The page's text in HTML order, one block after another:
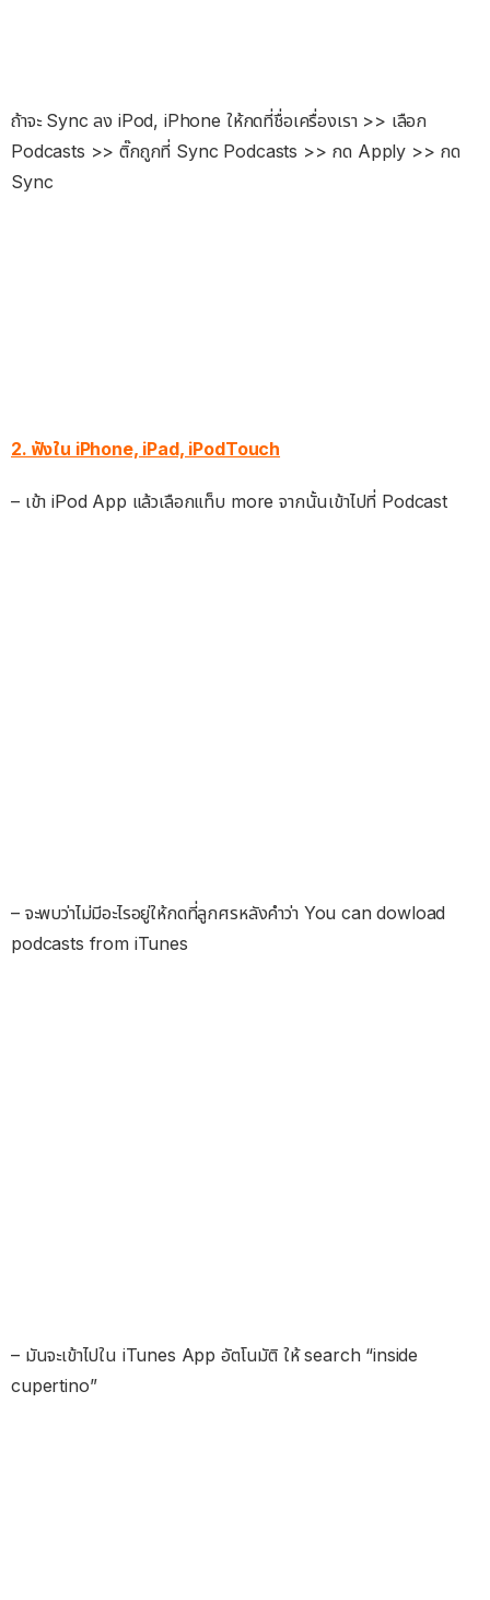
ถ้าจะ Sync ลง iPod, iPhone ให้กดที่ชื่อเครื่องเรา >> เลือก
Podcasts >> ติ๊กถูกที่ Sync Podcasts >> กด Apply >> กด
Sync
2. ฟังใน iPhone, iPad, iPodTouch
– เข้า iPod App แล้วเลือกแท็บ more จากนั้นเข้าไปที่ Podcast
– จะพบว่าไม่มีอะไรอยู่ให้กดที่ลูกศรหลังคำว่า You can dowload
podcasts from iTunes
– มันจะเข้าไปใน iTunes App อัตโนมัติ ให้ search “inside
cupertino”